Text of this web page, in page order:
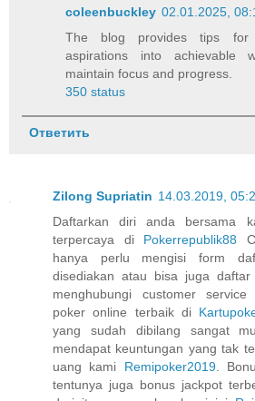
coleenbuckley 02.01.2025,
The blog provides tips for
aspirations into achievable
maintain focus and progress.
350 status
Ответить
Zilong Supriatin 14.03.2019,
Daftarkan diri anda bersama
terpercaya di Pokerrepublik88
hanya perlu mengisi form
disediakan atau bisa juga
menghubungi customer
poker online terbaik di
yang sudah dibilang sangat
mendapat keuntungan yang tak
uang kami Remipoker2019.
tentunya juga bonus jackpot